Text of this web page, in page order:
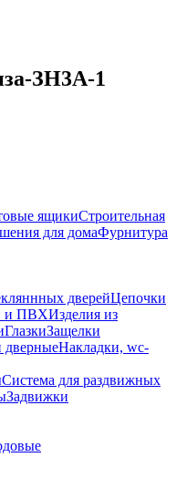
ЗН3А-1
ящикиСтроительная
для домаФурнитура
дверейЦепочки
и ПВХИзделия из
ГлазкиЗащелки
дверныеНакладки, wc-
Система для раздвижных
Задвижки